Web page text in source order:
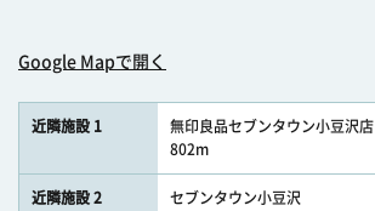
Google Mapで開く
近隣施設 1
無印良品セブンタウン小豆沢店
802m
近隣施設 2
セブンタウン小豆沢